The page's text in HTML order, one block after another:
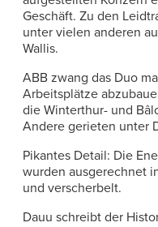
Geschäft. Zu den
unter vielen anderen
Wallis.
ABB zwang das Duo
Arbeitsplätze
die Winterthur- und
Andere gerieten unter
Pikantes Detail: Die
wurden ausgerechnet
und verscherbelt.
Dauu schreibt der